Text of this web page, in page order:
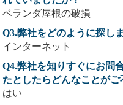
ベランダ屋根の破損
Q3.弊社をどのように探し
インターネット
Q4.弊社を知りすぐにお問
たとしたらどんなことがご
はい